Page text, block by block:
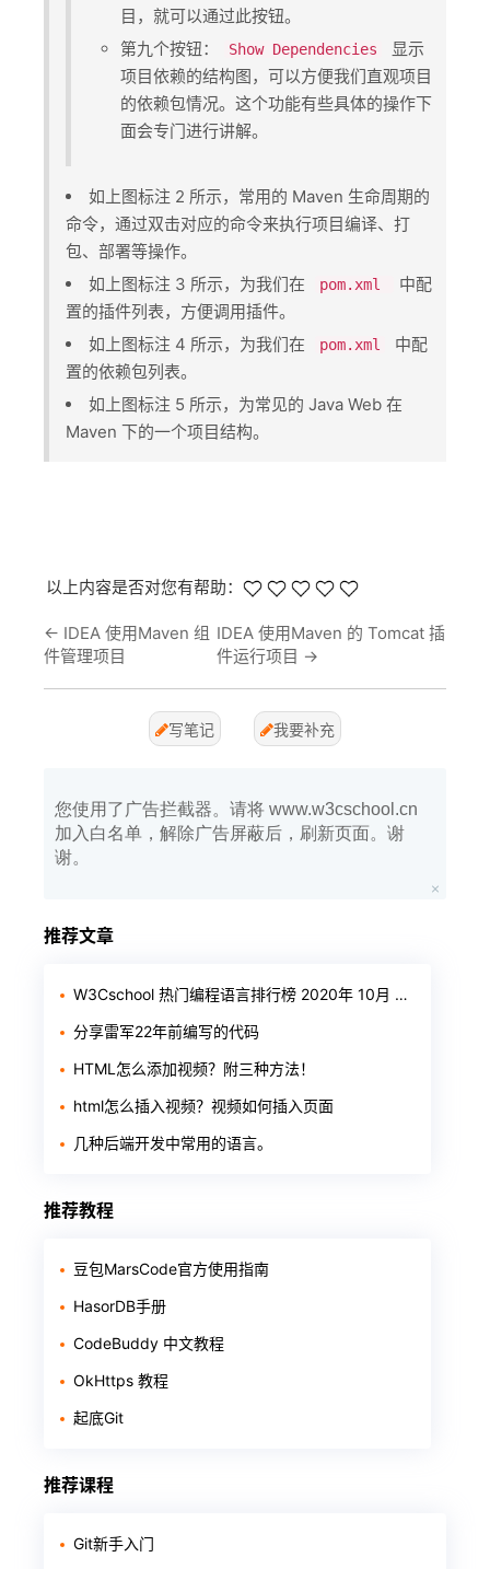
目，就可以通过此按钮。
第九个按钮：​
Show Dependencies
​ 显示
项目依赖的结构图，可以方便我们直观项目
的依赖包情况。这个功能有些具体的操作下
面会专门进行讲解。
如上图标注 2 所示，常用的 Maven 生命周期的
命令，通过双击对应的命令来执行项目编译、打
包、部署等操作。
如上图标注 3 所示，为我们在 ​
pom.xml
​中配
置的插件列表，方便调用插件。
如上图标注 4 所示，为我们在 ​
pom.xml
​ 中配
置的依赖包列表。
如上图标注 5 所示，为常见的 Java Web 在
Maven 下的一个项目结构。
以上内容是否对您有帮助：
← IDEA 使用Maven 组
件管理项目
IDEA 使用Maven 的 Tomcat 插
件运行项目 →
写笔记 我要补充
您使用了广告拦截器。请将 www.w3cschool.cn
加入白名单，解除广告屏蔽后，刷新页面。谢
谢。
推荐文章
W3Cschool 热门编程语言排行榜 2020年 10月 TOP10
分享雷军22年前编写的代码
HTML怎么添加视频？附三种方法！
html怎么插入视频？视频如何插入页面
几种后端开发中常用的语言。
推荐教程
豆包MarsCode官方使用指南
HasorDB手册
CodeBuddy 中文教程
OkHttps 教程
起底Git
推荐课程
Git新手入门